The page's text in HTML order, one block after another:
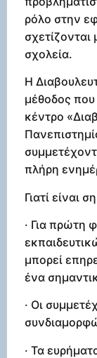
ρόλο στην
σχολεία.
Η
μέθοδος
κέντρο
πλήρη
Γιατί είναι
· Για πρώτη
μπορεί
ένα
· Οι
· Τα